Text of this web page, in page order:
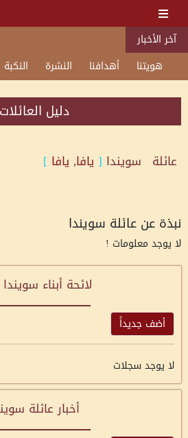
آخر الأخبار
هويتنا
أهدافنا النشرة النكبة
دليل العائلات
عائلة سويندا [ يافا, يافا ]
نبذة عن عائلة سويندا
لا يوجد معلومات !
لائحة أبناء
أضف جديداً
لا يوجد سجلات
أخبار عائلة